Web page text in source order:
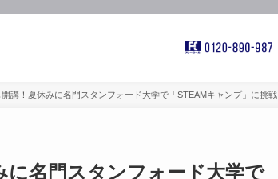
開講！夏休みに名門スタンフォード大学で「STEAMキャンプ」に挑戦
に名門スタンフォード大学で